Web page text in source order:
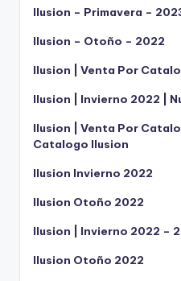
Ilusion – Primavera –
Ilusion – Otoño – 2022
Ilusion | Venta Por
Ilusion | Invierno 2022 |
Ilusion | Venta Por
Catalogo Ilusion
Ilusion Invierno 2022
Ilusion Otoño 2022
Ilusion | Invierno 2022 –
Ilusion Otoño 2022